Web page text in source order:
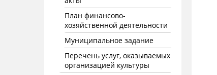
План финансово-
хозяйственной деятельности
Муниципальное задание
Перечень услуг, оказываемых
организацией культуры